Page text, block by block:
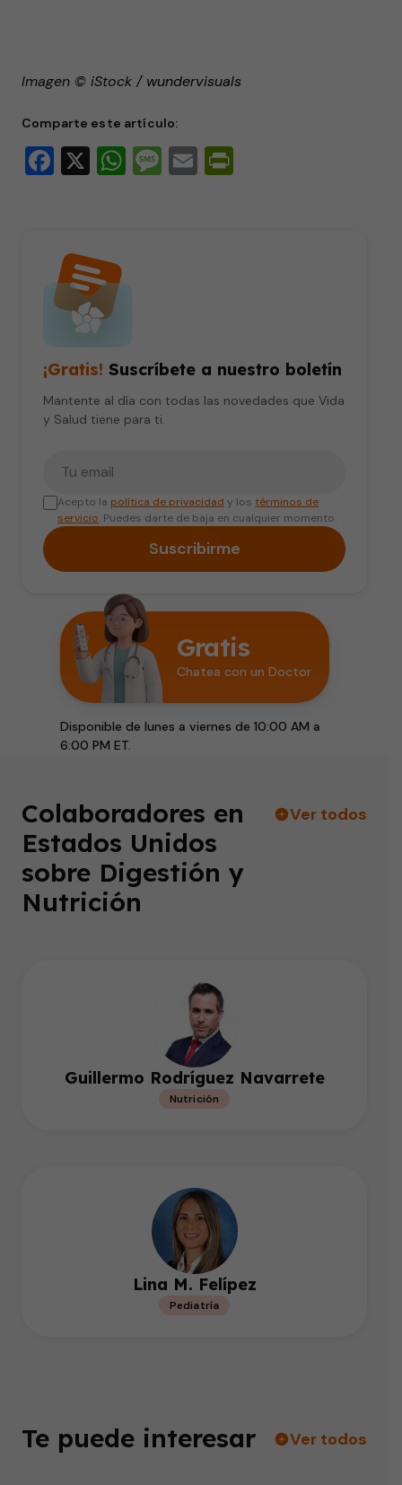
Imagen © iStock / wundervisuals
Comparte este artículo:
Facebook
X WhatsApp
Message
Email
¡Gratis! Suscríbete a nuestro boletín
Mantente al día con todas las novedades que Vida
y Salud tiene para ti.
Acepto la política de privacidad y los términos de
servicio. Puedes darte de baja en cualquier momento.
Suscribirme
Gratis
Chatea con un Doctor
Disponible de lunes a viernes de 10:00 AM a
6:00 PM ET.
Colaboradores en
Estados Unidos
sobre Digestión y
Nutrición
Ver todos
Guillermo Rodríguez Navarrete
Nutrición
Lina M. Felípez
Pediatría
Te puede interesar Ver todos